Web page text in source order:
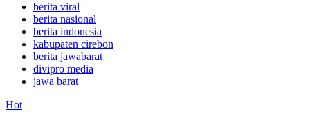
berita viral
berita nasional
berita indonesia
kabupaten cirebon
berita jawabarat
divipro media
jawa barat
Hot